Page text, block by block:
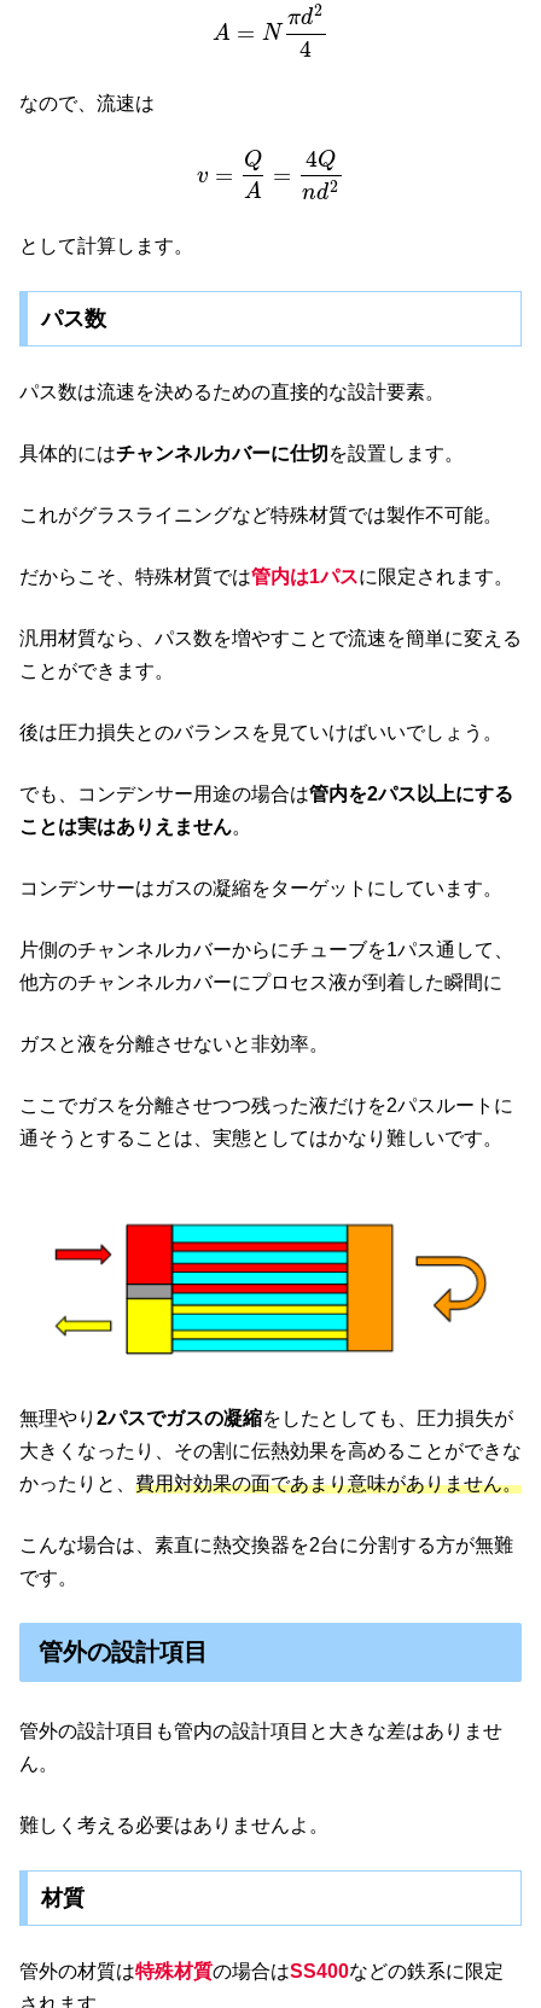
A = N
πd2
4
なので、流速は
v =
Q
A
=
4Q
nd2
として計算します。
パス数
パス数は流速を決めるための直接的な設計要素。
具体的にはチャンネルカバーに仕切 を設置します。
これがグラスライニングなど特殊材質では製作不可能。
だからこそ、特殊材質では管内は1パスに限定されます。
汎用材質なら、パス数を増やすことで流速を簡単に変える
ことができます。
後は圧力損失とのバランスを見ていけばいいでしょう。
でも、コンデンサー用途の場合は管内を2パス以上にする
ことは実はありえません。
コンデンサーはガスの凝縮をターゲットにしています。
片側のチャンネルカバーからにチューブを1パス通して、
他方のチャンネルカバーにプロセス液が到着した瞬間に
ガスと液を分離させないと非効率。
ここでガスを分離させつつ残った液だけを2パスルートに
通そうとすることは、実態としてはかなり難しいです。
無理やり 2パスでガスの凝縮をしたとしても、圧力損失が
大きくなったり、その割に伝熱効果を高めることができな
かったりと、 費用対効果の面であまり意味がありません。
こんな場合は、素直に熱交換器を2台に分割する方が無難
です。
管外の設計項目
管外の設計項目も管内の設計項目と大きな差はありませ
ん。
難しく考える必要はありませんよ。
材質
管外の材質は特殊材質の場合はSS400などの鉄系に限定
されます。